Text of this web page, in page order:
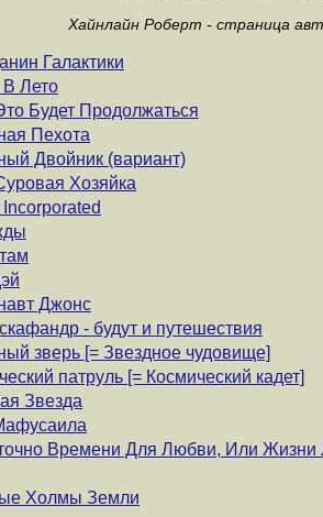
Хайнлайн Роберт - страница
Галактики
Лето
Будет Продолжаться
Пехота
Двойник (вариант)
Хозяйка
Джонс
- будут и путешествия
зверь [= Звездное чудовище]
патруль [= Космический кадет]
Звезда
Времени Для Любви, Или Жизни
Холмы Земли